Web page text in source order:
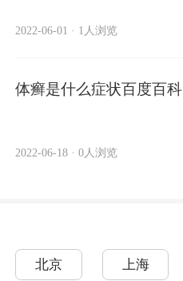
2022-06-01 · 1人浏览
体癣是什么症状百度百科
2022-06-18 · 0人浏览
北京 上海